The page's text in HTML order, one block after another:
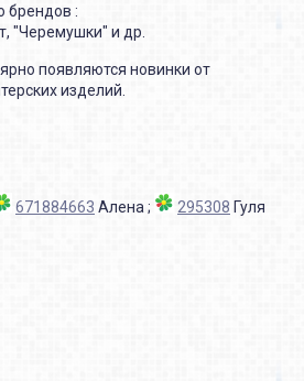
брендов :
"Черемушки" и др.
появляются новинки от
изделий.
671884663 Алена ; 295308 Гуля